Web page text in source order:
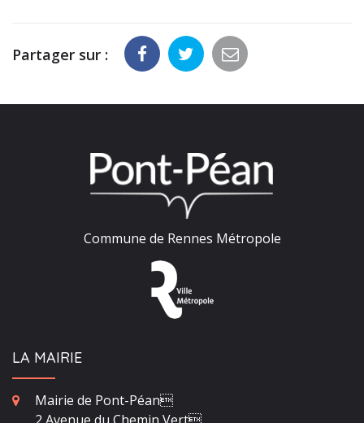
Partager sur :
Commune de Rennes Métropole
LA MAIRIE
Mairie de Pont-Péan